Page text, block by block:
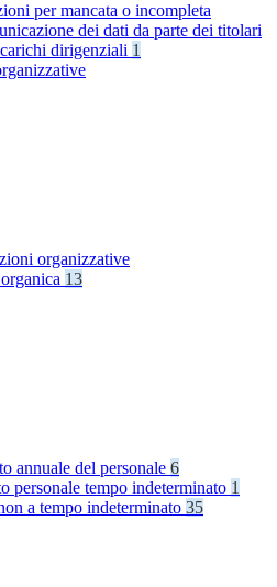
per mancata o incompleta
dei dati da parte dei titolari
dirigenziali 1
organizzative
13
annuale del personale 6
personale tempo indeterminato 1
a tempo indeterminato 35